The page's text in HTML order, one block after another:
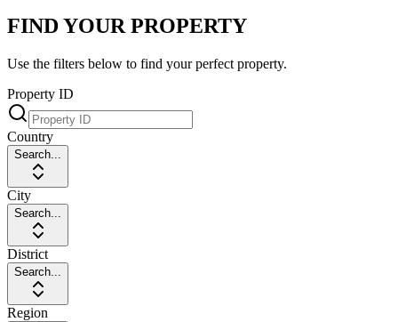
FIND YOUR PROPERTY
Use the filters below to find your perfect property.
Property ID
Country
Search...
City
Search...
District
Search...
Region